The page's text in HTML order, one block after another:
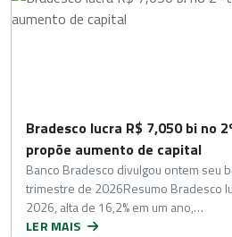
Bradesco lucra R$ 7,050 bi no
propõe aumento de capital
Banco Bradesco divulgou ontem seu
trimestre de 2026Resumo Bradesco
2026, alta de 16,2% em um ano,…
LER MAIS